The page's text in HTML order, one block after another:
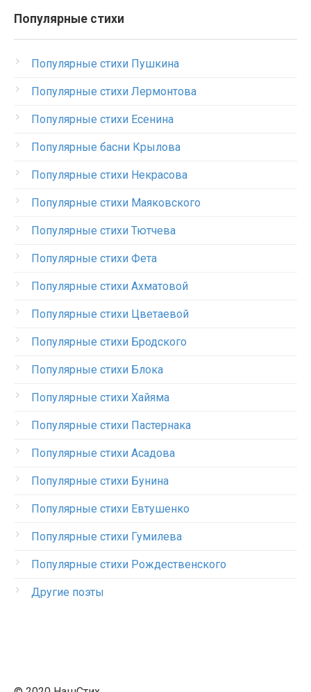
Популярные стихи
Популярные стихи Пушкина
Популярные стихи Лермонтова
Популярные стихи Есенина
Популярные басни Крылова
Популярные стихи Некрасова
Популярные стихи Маяковского
Популярные стихи Тютчева
Популярные стихи Фета
Популярные стихи Ахматовой
Популярные стихи Цветаевой
Популярные стихи Бродского
Популярные стихи Блока
Популярные стихи Хайяма
Популярные стихи Пастернака
Популярные стихи Асадова
Популярные стихи Бунина
Популярные стихи Евтушенко
Популярные стихи Гумилева
Популярные стихи Рождественского
Другие поэты